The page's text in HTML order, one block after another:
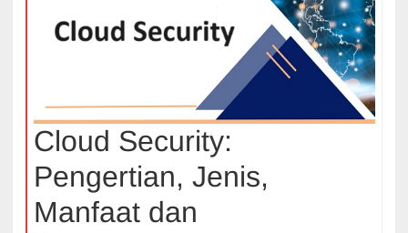
Cloud Security:
Pengertian, Jenis,
Manfaat dan